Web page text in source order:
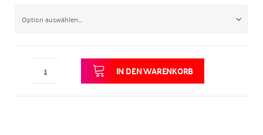
IN DEN WARENKORB